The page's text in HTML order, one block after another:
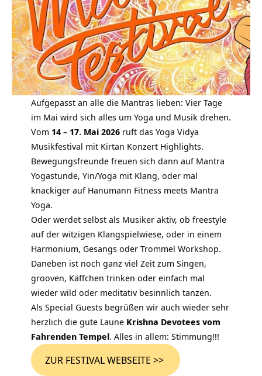
Aufgepasst an alle die Mantras lieben: Vier Tage
im Mai wird sich alles um Yoga und Musik drehen.
Vom 14 – 17. Mai 2026 ruft das Yoga Vidya
Musikfestival mit Kirtan Konzert Highlights.
Bewegungsfreunde freuen sich dann auf Mantra
Yogastunde, Yin/Yoga mit Klang, oder mal
knackiger auf Hanumann Fitness meets Mantra
Yoga.
Oder werdet selbst als Musiker aktiv, ob freestyle
auf der witzigen Klangspielwiese, oder in einem
Harmonium, Gesangs oder Trommel Workshop.
Daneben ist noch ganz viel Zeit zum Singen,
grooven, Käffchen trinken oder einfach mal
wieder wild oder meditativ besinnlich tanzen.
Als Special Guests begrüßen wir auch wieder sehr
herzlich die gute Laune Krishna Devotees vom
Fahrenden Tempel. Alles in allem: Stimmung!!!
ZUR FESTIVAL WEBSEITE >>